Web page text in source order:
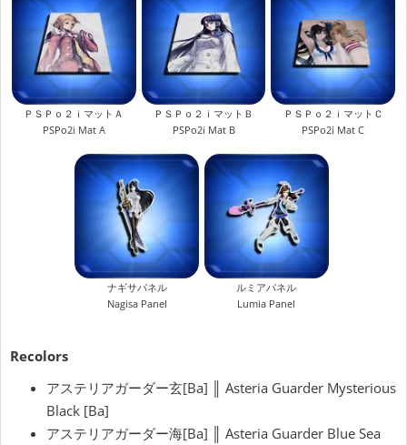
ＰＳＰｏ２ｉマットＡ
PSPo2i Mat A
ＰＳＰｏ２ｉマットＢ
PSPo2i Mat B
ＰＳＰｏ２ｉマットＣ
PSPo2i Mat C
ナギサパネル
Nagisa Panel
ルミアパネル
Lumia Panel
Recolors
アステリアガーダー玄[Ba] ║ Asteria Guarder Mysterious
Black [Ba]
アステリアガーダー海[Ba] ║ Asteria Guarder Blue Sea